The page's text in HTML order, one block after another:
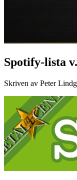
Spotify-lista
Skriven av Peter